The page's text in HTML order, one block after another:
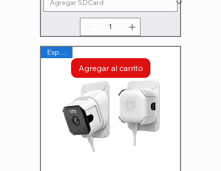
Agregar al carrito
Especial